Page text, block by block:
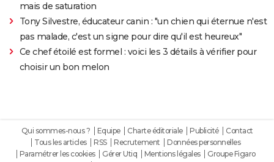
mais de saturation
Tony Silvestre, éducateur canin : "un chien qui éternue n'est
pas malade, c'est un signe pour dire qu'il est heureux"
Ce chef étoilé est formel : voici les 3 détails à vérifier pour
choisir un bon melon
Qui sommes-nous ? Equipe Charte éditoriale Publicité
Contact
Tous les articles
RSS Recrutement
Données personnelles
Paramétrer les cookies
Gérer Utiq Mentions légales
Groupe Figaro